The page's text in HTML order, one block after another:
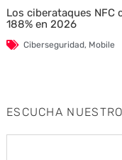
Los ciberataques
188% en 2026
Ciberseguridad, Mobile
ESCUCHA NUESTRO